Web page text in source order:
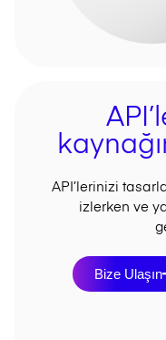
API’lerinizi
izlerken ve
Bize Ulaşın